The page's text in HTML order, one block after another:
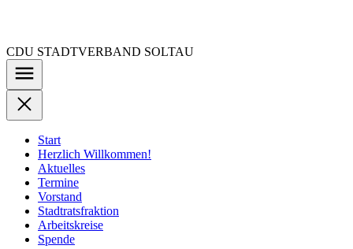
springen
CDU STADTVERBAND SOLTAU
Start
Herzlich Willkommen!
Aktuelles
Termine
Vorstand
Stadtratsfraktion
Arbeitskreise
Spende